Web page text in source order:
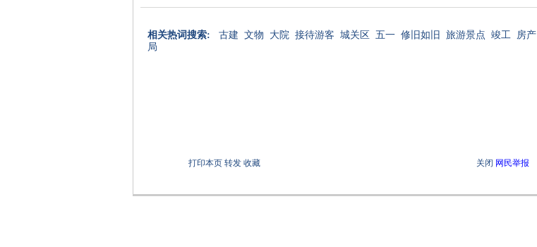
相关热词搜索: 古建 文物 大院 接待游客 城关区 五一 修旧如旧 旅游景点 竣工 房产
局
打印本页 转发 收藏 关闭 网民举报